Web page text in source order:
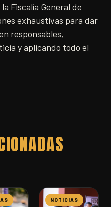
Fiscalía General de
exhaustivas para dar
responsables,
y aplicando todo el
NOTICIAS